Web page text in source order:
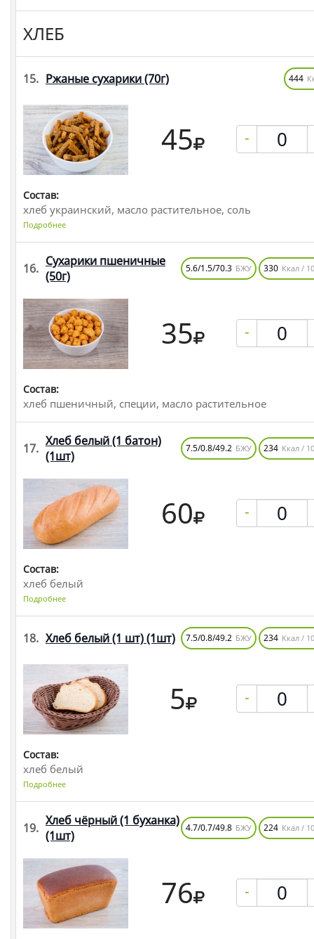
ХЛЕБ
15. Ржаные сухарики(70г) 444
45 -
Состав:
хлеб украинский, масло растительное, соль
Подробнее
16. Сухарики пшеничные
(50г)
5.6/1.5/70.3 БЖУ 330 Ккал /
35 -
Состав:
хлеб пшеничный, специи, масло растительное
17. Хлеб белый (1 батон)
(1шт)
7.5/0.8/49.2 БЖУ 234 Ккал /
60 -
Состав:
хлеб белый
Подробнее
18. Хлеб белый (1 шт)(1шт) 7.5/0.8/49.2 БЖУ 234 Ккал /
5 -
Состав:
хлеб белый
Подробнее
19. Хлеб чёрный (1 буханка)
(1шт)
4.7/0.7/49.8 БЖУ 224 Ккал /
76 -